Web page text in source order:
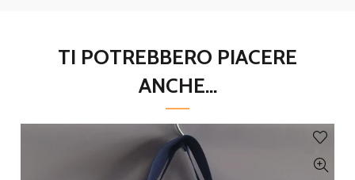
TI POTREBBERO PIACERE
ANCHE...